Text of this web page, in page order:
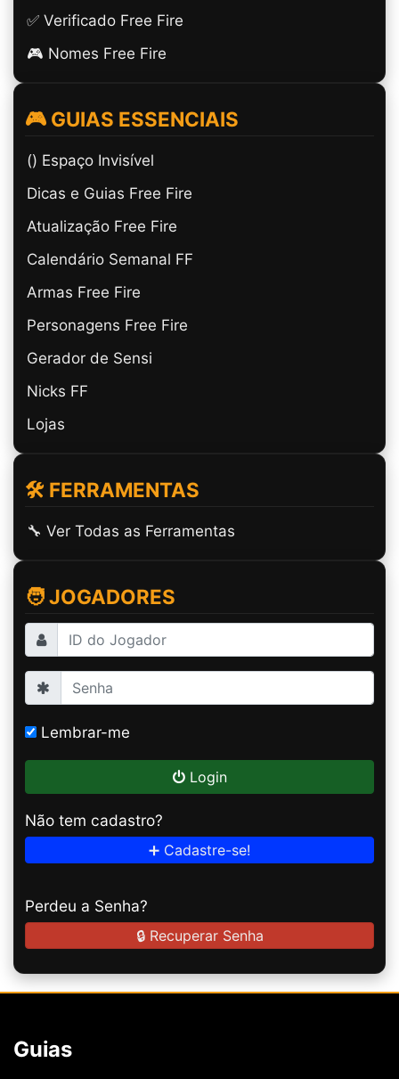
✅ Verificado Free Fire
🎮 Nomes Free Fire
🎮 GUIAS ESSENCIAIS
(ㅤ) Espaço Invisível
Dicas e Guias Free Fire
Atualização Free Fire
Calendário Semanal FF
Armas Free Fire
Personagens Free Fire
Gerador de Sensi
Nicks FF
Lojas
🛠️ FERRAMENTAS
🔧 Ver Todas as Ferramentas
🧑 JOGADORES
Lembrar-me
Login
Não tem cadastro?
➕ Cadastre-se!
Perdeu a Senha?
🔒 Recuperar Senha
Guias